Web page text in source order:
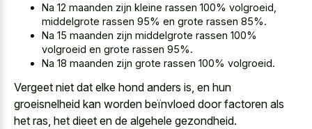
Na 12 maanden zijn kleine rassen 100% volgroeid,
middelgrote rassen 95% en grote rassen 85%.
Na 15 maanden zijn middelgrote rassen 100%
volgroeid en grote rassen 95%.
Na 18 maanden zijn grote rassen 100% volgroeid.
Vergeet niet dat elke hond anders is, en hun
groeisnelheid kan worden beïnvloed door factoren als
het ras, het dieet en de algehele gezondheid.